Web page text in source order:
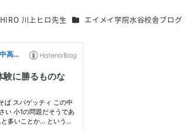
HIRO 川上ヒロ先生 カテゴリー
エイメイ学院水谷校舎ブログ